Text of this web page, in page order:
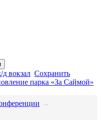
вокзал Сохранить
парка «За Саймой»
→